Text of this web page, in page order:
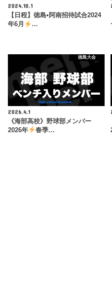
2024.10.1
【日程】徳島•阿南招待試合2024
年6月
…
徳島大会
2026.4.1
《海部高校》野球部メンバー
2026年
春季…